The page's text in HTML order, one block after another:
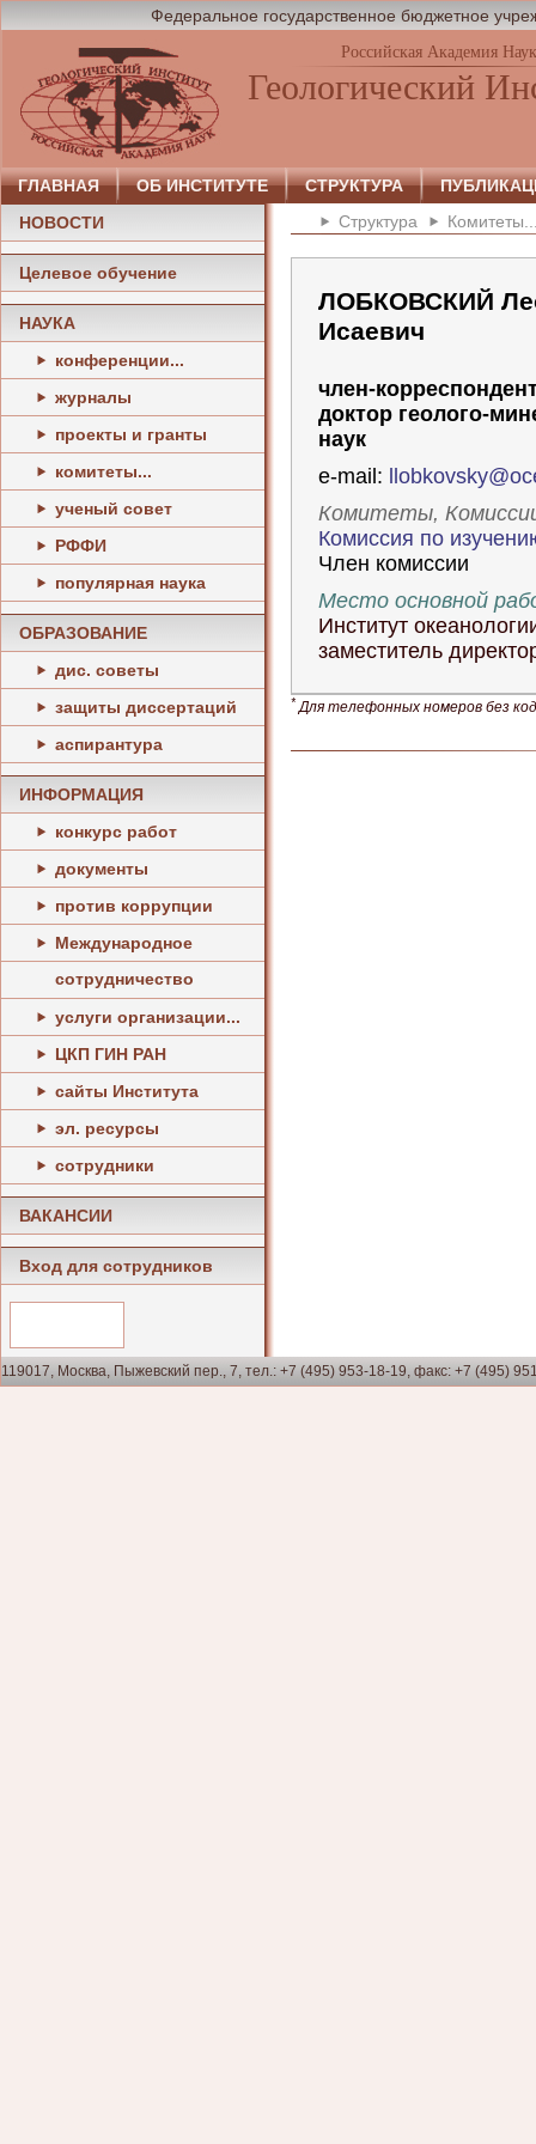
Федеральное государственное бюджетное
Российская Академия Наук
Геологический
ГЛАВНАЯ ОБ ИНСТИТУТЕ СТРУКТУРА
НОВОСТИ
Целевое обучение
НАУКА
конференции...
журналы
проекты и гранты
комитеты...
ученый совет
РФФИ
популярная наука
ОБРАЗОВАНИЕ
дис. советы
защиты диссертаций
аспирантура
ИНФОРМАЦИЯ
конкурс работ
документы
против коррупции
Международное
сотрудничество
услуги организации...
ЦКП ГИН РАН
сайты Института
эл. ресурсы
сотрудники
ВАКАНСИИ
Вход для сотрудников
Структура
ЛОБКОВСКИЙ
Исаевич
член-
доктор геолого-
наук
e-mail:
Комитеты,
Комиссия по
Член комиссии
Место основной
Институт
заместитель
*Для телефонных номеров без
119017, Москва, Пыжевский пер., 7, тел.: +7 (495) 953-18-19, факс: +7 (495)